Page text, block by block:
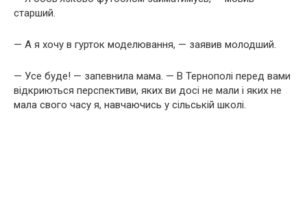
старший.
— А я хочу в гурток моделювання, — заявив молодший.
— Усе буде! — запевнила мама. — В Тернополі перед вами
відкриються перспективи, яких ви досі не мали і яких не
мала свого часу я, навчаючись у сільській школі.